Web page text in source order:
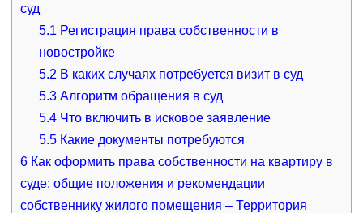
суд
5.1 Регистрация права собственности в
новостройке
5.2 В каких случаях потребуется визит в суд
5.3 Алгоритм обращения в суд
5.4 Что включить в исковое заявление
5.5 Какие документы потребуются
6Как оформить права собственности на квартиру в
суде: общие положения и рекомендации
собственнику жилого помещения – Территория